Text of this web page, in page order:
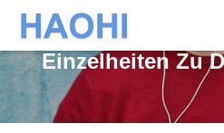
Einzelheiten Zu